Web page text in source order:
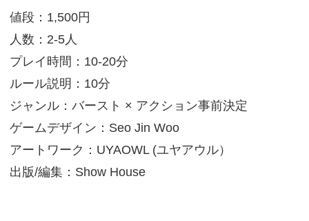
値段：1,500円
人数：2-5人
プレイ時間：10-20分
ルール説明：10分
ジャンル：バースト × アクション事前決定
ゲームデザイン：Seo Jin Woo
アートワーク：UYAOWL (ユヤアウル）
出版/編集：Show House